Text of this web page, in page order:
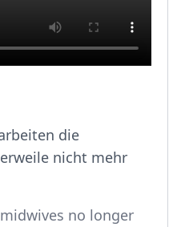
die
nicht mehr
no longer